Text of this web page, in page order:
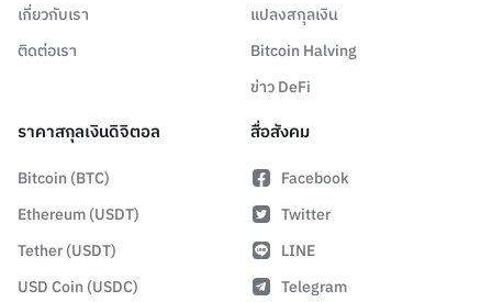
เกี่ยวกับเรา
ติดต่อเรา
แปลงสกุลเงิน
Bitcoin Halving
ข่าว DeFi
ราคาสกุลเงินดิจิตอล
Bitcoin (BTC)
Ethereum (USDT)
Tether (USDT)
USD Coin (USDC)
สื่อสังคม
Facebook
Twitter
LINE
Telegram